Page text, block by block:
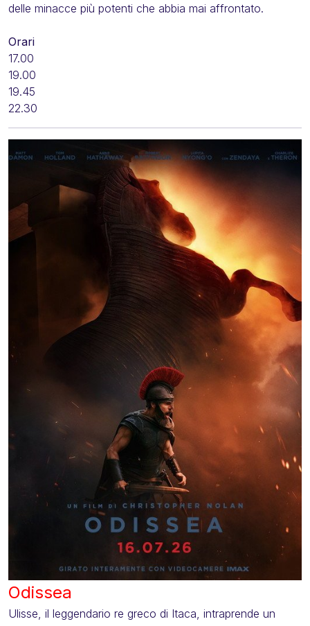
delle minacce più potenti che abbia mai affrontato.
Orari
17.00
19.00
19.45
22.30
Odissea
Ulisse, il leggendario re greco di Itaca, intraprende un